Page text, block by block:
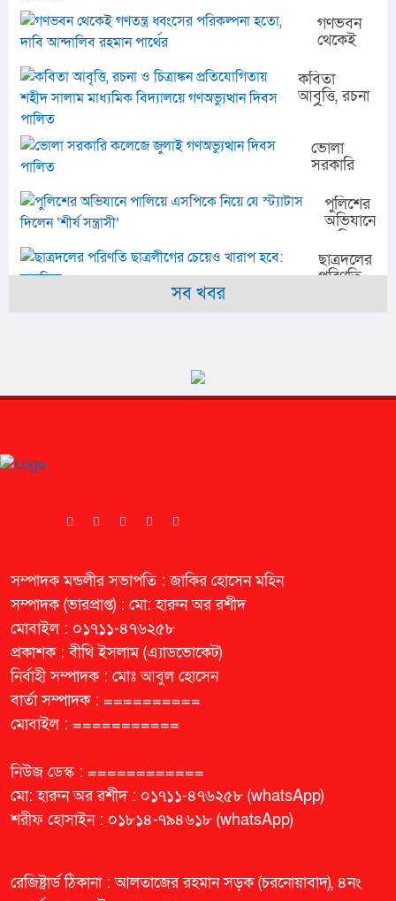
সমাবেশ
ধর্ষণের
অভিযোগ, ৫
বিরুদ্ধে
মামলা; আটক
৩
গণভবন
থেকেই
ধ্বংসের
পরিকল্পনা
হতো,
আন্দালিব
রহমান
পার্থের
কবিতা
আবৃত্তি, রচনা
ও চিত্রাঙ্কন
শহীদ সালাম
মাধ্যমিক
গণঅভ্যুত্থান
দিবস পালিত
ভোলা
সরকারি
জুলাই
গণঅভ্যুত্থান
দিবস
পালিত
পুলিশের
অভিযানে
পালিয়ে
এসপিকে
নিয়ে যে
ছাত্রদলের
পরিণতি
সব খবর
সম্পাদক মন্ডলীর সভাপতি : জাকির হোসেন মহিন
সম্পাদক (ভারপ্রাপ্ত) : মো: হারুন অর রশীদ
মোবাইল : ০১৭১১-৪৭৬২৫৮
প্রকাশক : বীথি ইসলাম (এ্যাডভোকেট)
নির্বাহী সম্পাদক : মোঃ আবুল হোসেন
বার্তা সম্পাদক : ==========
মোবাইল : ===========
নিউজ ডেস্ক : ============
মো: হারুন অর রশীদ : ০১৭১১-৪৭৬২৫৮ (whatsApp)
শরীফ হোসাইন : ০১৮১৪-৭৯৪৬১৮ (whatsApp)
রেজিষ্ট্রার্ড ঠিকানা : আলতাজের রহমান সড়ক (চরনোয়াবাদ), ৪নং